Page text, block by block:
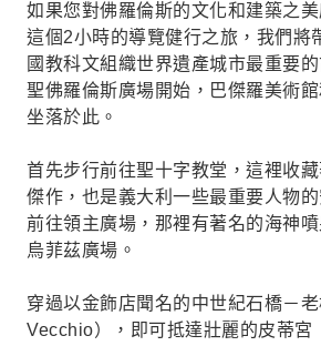
如果您對佛羅倫斯的文化和建築之
這個2小時的導覽健行之旅，我們將
國教科文組織世界遺產城市最重要
聖佛羅倫斯廣場開始，巴傑羅美術
坐落於此。
首先步行前往聖十字教堂，這裡收
傑作，也是義大利一些最重要人物
前往領主廣場，那裡有著名的海神
烏菲茲廣場。
穿過以金飾店聞名的中世紀石橋－
Vecchio），即可抵達壯麗的皮蒂宮